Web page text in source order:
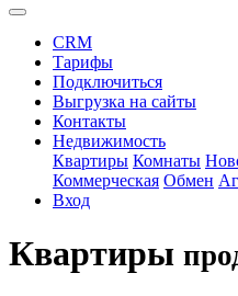
CRM
Тарифы
Подключиться
Выгрузка на сайты
Контакты
Недвижимость
Квартиры Комнаты
Коммерческая Обмен
Вход
Квартиры